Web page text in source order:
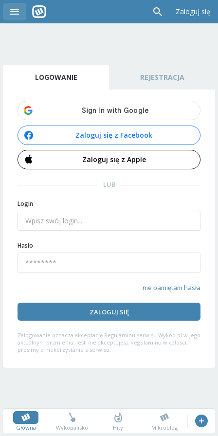
Zaloguj się
LOGOWANIE REJESTRACJA
Zaloguj się z Facebook
Zaloguj się z Apple
LUB
Login
Hasło
nie pamiętam hasła
ZALOGUJ SIĘ
Zalogowanie oznacza akceptację Regulaminu serwisu Wykop.pl w jego
aktualnym brzmieniu. Jeśli nie akceptujesz Regulaminu w całości,
prosimy o niekorzystanie z serwisu.
Główna Wykopalisko Hity Mikroblog